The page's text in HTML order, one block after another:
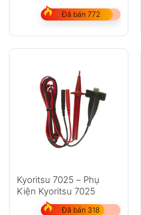
Đã bán 772
Kyoritsu 7025 – Phụ
Kiện Kyoritsu 7025
Đã bán 318